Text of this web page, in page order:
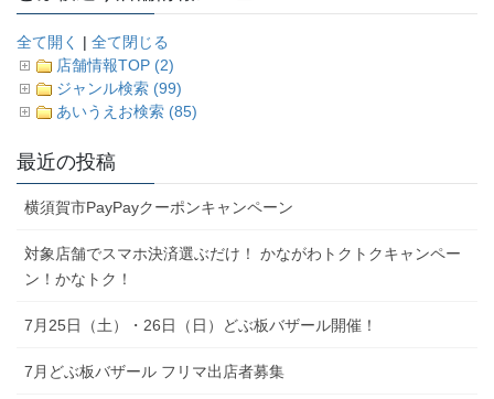
全て開く | 全て閉じる
店舗情報TOP (2)
ジャンル検索 (99)
あいうえお検索 (85)
最近の投稿
横須賀市PayPayクーポンキャンペーン
対象店舗でスマホ決済選ぶだけ！ かながわトクトクキャンペー
ン！かなトク！
7月25日（土）・26日（日）どぶ板バザール開催！
7月どぶ板バザール フリマ出店者募集